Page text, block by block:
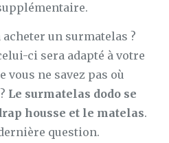
un surmatelas ?
ci sera adapté à votre
vous ne savez pas où
Le surmatelas dodo se
housse et le matelas.
question.